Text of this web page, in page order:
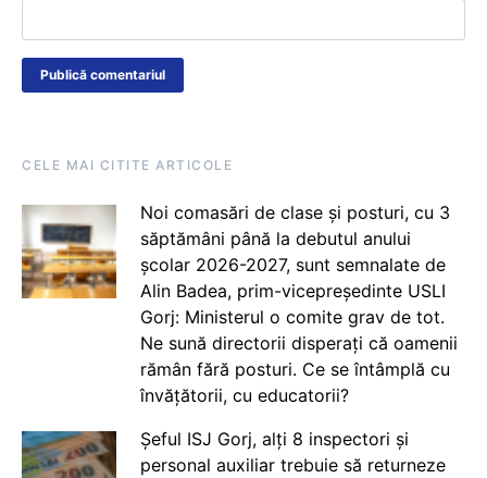
CELE MAI CITITE ARTICOLE
Noi comasări de clase și posturi, cu 3
săptămâni până la debutul anului
școlar 2026-2027, sunt semnalate de
Alin Badea, prim-vicepreședinte USLI
Gorj: Ministerul o comite grav de tot.
Ne sună directorii disperați că oamenii
rămân fără posturi. Ce se întâmplă cu
învățătorii, cu educatorii?
Șeful ISJ Gorj, alți 8 inspectori și
personal auxiliar trebuie să returneze